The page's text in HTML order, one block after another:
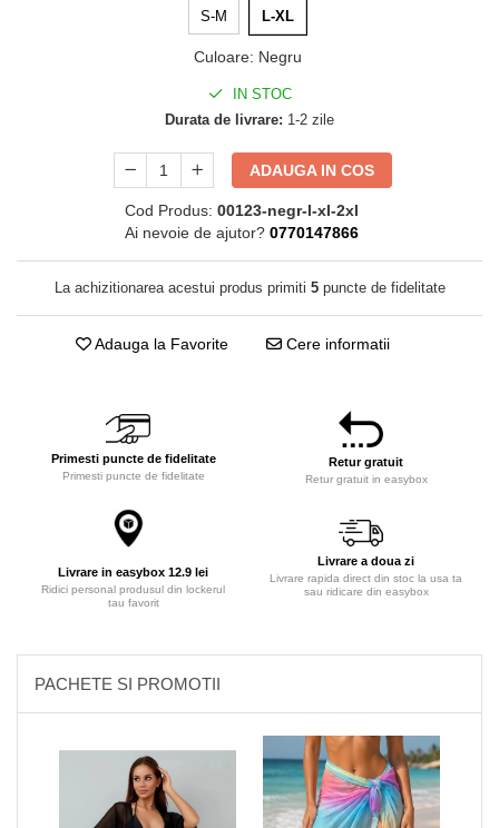
S-M L-XL
Culoare: Negru
IN STOC
Durata de livrare: 1-2 zile
ADAUGA IN COS
Cod Produs: 00123-negr-l-xl-2xl
Ai nevoie de ajutor? 0770147866
La achizitionarea acestui produs primiti 5puncte de fidelitate
Adauga la Favorite Cere informatii
Primesti puncte de fidelitate
Primesti puncte de fidelitate
Retur gratuit
Retur gratuit in easybox
Livrare in easybox 12.9 lei
Ridici personal produsul din lockerul
tau favorit
Livrare a doua zi
Livrare rapida direct din stoc la usa ta
sau ridicare din easybox
PACHETE SI PROMOTII